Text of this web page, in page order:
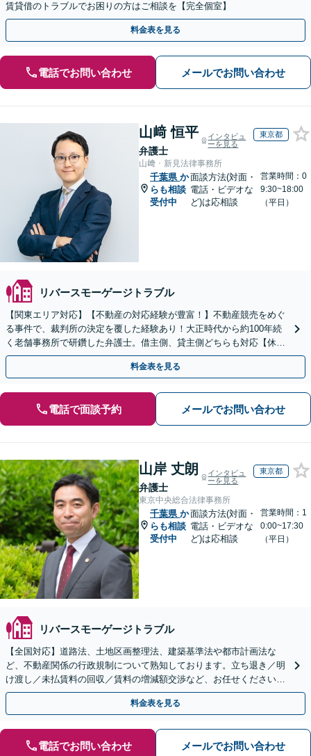
賃貸借のトラブルでお困りの方はご相談を【完全個室】
料金表を見る
電話でお問い合わせ メールでお問い合わせ
山﨑 恒平
弁護士
インタビュ
ーを見る
東京都
山﨑・新見法律事務所
千葉県 か
らも相談
受付中
面談方法(対面・
電話・ビデオな
ど)は応相談
営業時間：0
9:30~18:00
（平日）
リバースモーゲージトラブル
【関東エリア対応】【不動産の対応経験が豊富！】不動産競売をめぐ
る事件で、裁判所の決定を覆した経験あり！大正時代から約100年続
く老舗事務所で研鑽した弁護士。借主側、貸主側どちらも対応【休
日・夜間対応可】
料金表を見る
電話で面談予約 メールでお問い合わせ
山岸 丈朗
弁護士
インタビュ
ーを見る
東京都
東京中央総合法律事務所
千葉県 か
らも相談
受付中
面談方法(対面・
電話・ビデオな
ど)は応相談
営業時間：1
0:00~17:30
（平日）
リバースモーゲージトラブル
【全国対応】道路法、土地区画整理法、建築基準法や都市計画法な
ど、不動産関係の行政規制について熟知しております。立ち退き／明
け渡し／未払賃料の回収／賃料の増減額交渉など、お任せください。
複雑化する前にご相談ください。
料金表を見る
電話でお問い合わせ メールでお問い合わせ